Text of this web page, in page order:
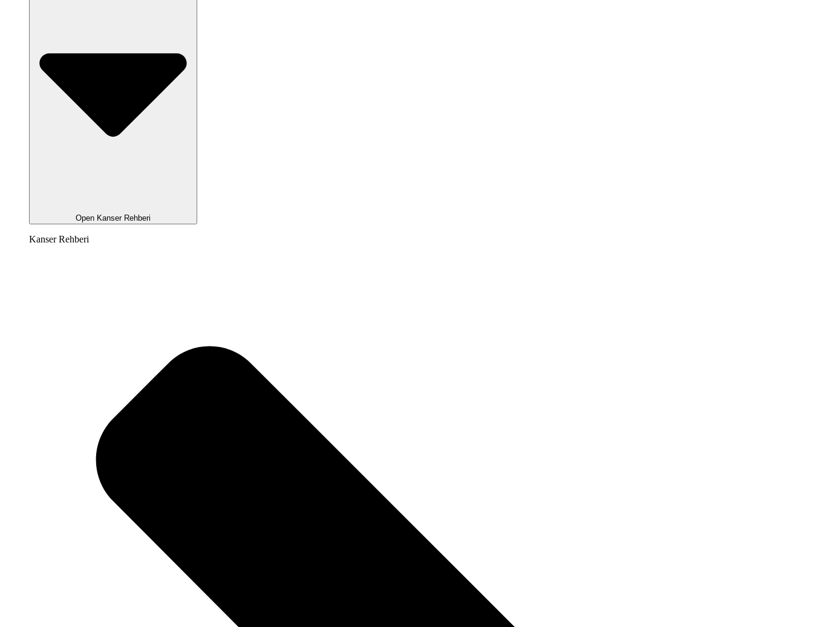
Open Kanser Rehberi
Kanser Rehberi